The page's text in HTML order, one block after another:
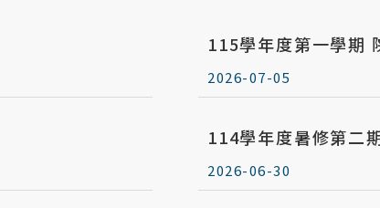
115學年度第一學期
2026-07-05
114學年度暑修第二
2026-06-30